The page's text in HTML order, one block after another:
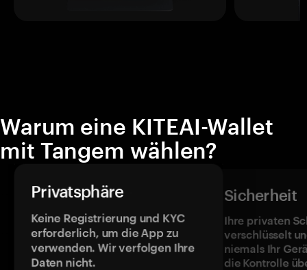
Warum eine KITEAI-Wallet
mit Tangem wählen?
Privatsphäre
Keine Registrierung und KYC
erforderlich, um die App zu
verwenden. Wir verfolgen Ihre
Daten nicht.
Sicherheit
Ihre privaten
verschlüsselt
niemals Ihr
die Kontrolle